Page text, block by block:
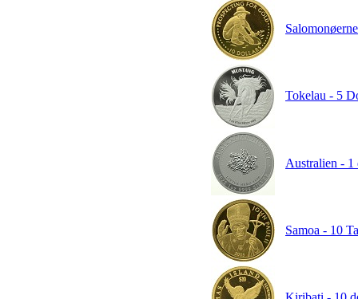
Tokelau - 5
Australien -
Samoa - 10